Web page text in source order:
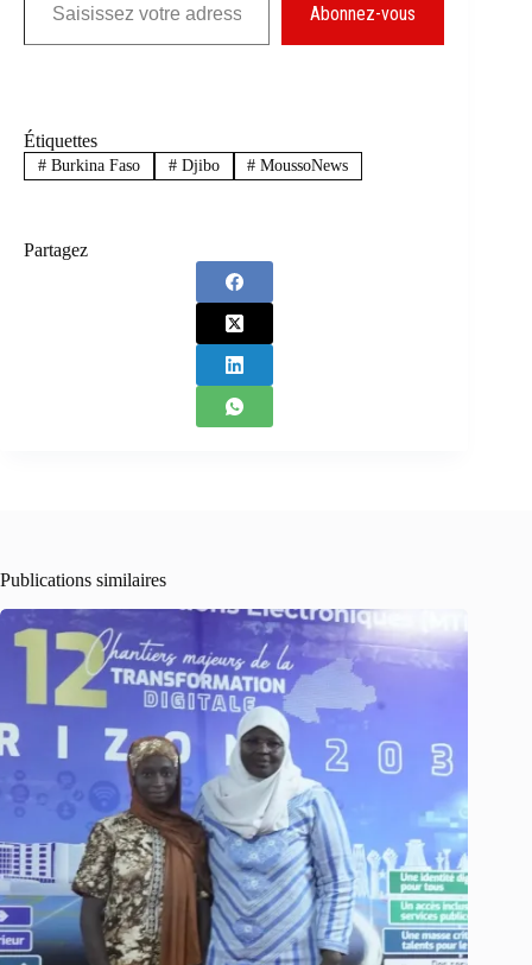
Abonnez-vous
Étiquettes
#Burkina Faso #Djibo # MoussoNews
Partagez
Publications similaires